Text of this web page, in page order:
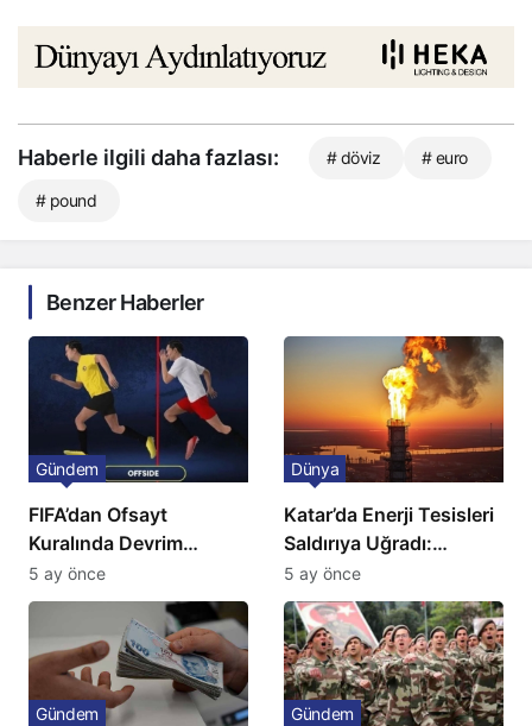
Haberle ilgili daha fazlası: # döviz # euro
# pound
Benzer Haberler
FIFA’dan Ofsayt
Kuralında Devrim
Niteliğinde Onay
Gündem
5 ay önce
Katar’da Enerji Tesisleri
Saldırıya Uğradı:
Avrupa’da Doğalgaz
Fiyatlarında Sert Artış
Dünya
5 ay önce
Gündem Gündem